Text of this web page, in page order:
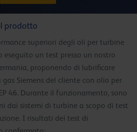
prodotto
superiori degli oli per turbine
eseguito un test presso un nostro
proponendo di lubrificare
Siemens del cliente con olio per
46. Durante il funzionamento, sono
dai sistemi di turbine a scopo di test
I risultati dei test di